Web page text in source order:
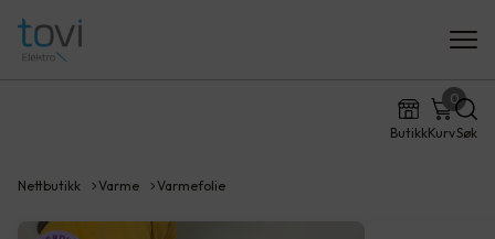
ButikkKurv
0
Søk
Nettbutikk Varme Varmefolie